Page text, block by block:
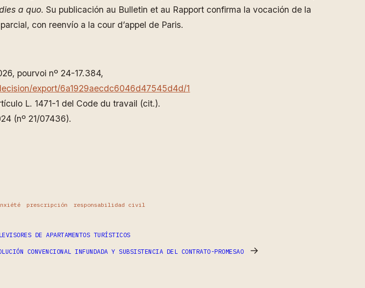
a quo. Su publicación au Bulletin et au Rapport confirma la vocación de la
con reenvío a la cour d’appel de Paris.
pourvoi nº 24-17.384,
export/6a1929aecdc6046d47545d4d/1
L. 1471-1 del Code du travail (cit.).
(nº 21/07436).
prescripción responsabilidad civil
DE APARTAMENTOS TURÍSTICOS
CONVENCIONAL INFUNDADA Y SUBSISTENCIA DEL CONTRATO-PROMESAO →